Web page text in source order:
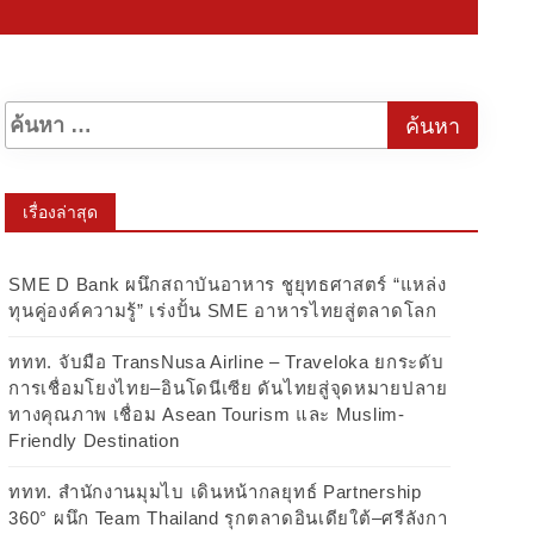
เรื่องล่าสุด
SME D Bank ผนึกสถาบันอาหาร ชูยุทธศาสตร์ “แหล่ง
ทุนคู่องค์ความรู้” เร่งปั้น SME อาหารไทยสู่ตลาดโลก
ททท. จับมือ TransNusa Airline – Traveloka ยกระดับ
การเชื่อมโยงไทย–อินโดนีเซีย ดันไทยสู่จุดหมายปลาย
ทางคุณภาพ เชื่อม Asean Tourism และ Muslim-
Friendly Destination
ททท. สำนักงานมุมไบ เดินหน้ากลยุทธ์ Partnership
360° ผนึก Team Thailand รุกตลาดอินเดียใต้–ศรีลังกา